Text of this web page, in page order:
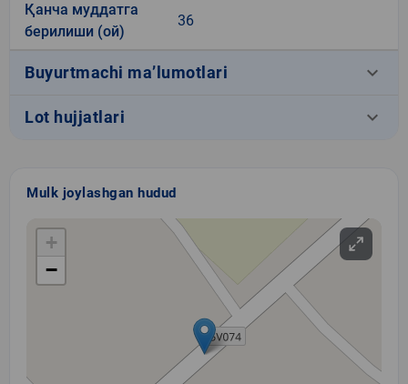
Қанча муддатга
берилиши (ой)
36
Buyurtmachi ma’lumotlari keyboard_arrow_down
Lot hujjatlari keyboard_arrow_down
Mulk joylashgan hudud
+
−